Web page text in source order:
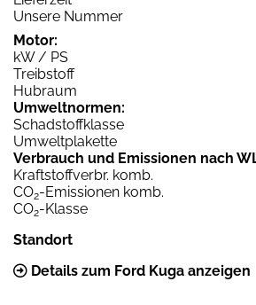
Unsere Nummer
Motor:
kW / PS
Treibstoff
Hubraum
Umweltnormen:
Schadstoffklasse
Umweltplakette
Verbrauch und Emissionen nach
Kraftstoffverbr. komb.
CO2-Emissionen komb.
CO2-Klasse
Standort
Details zum Ford Kuga anzeigen